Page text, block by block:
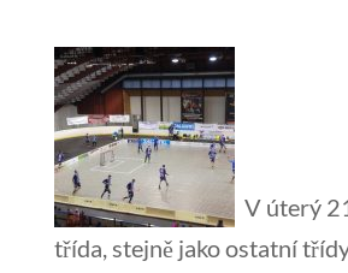
V úterý
třída, stejně jako ostatní